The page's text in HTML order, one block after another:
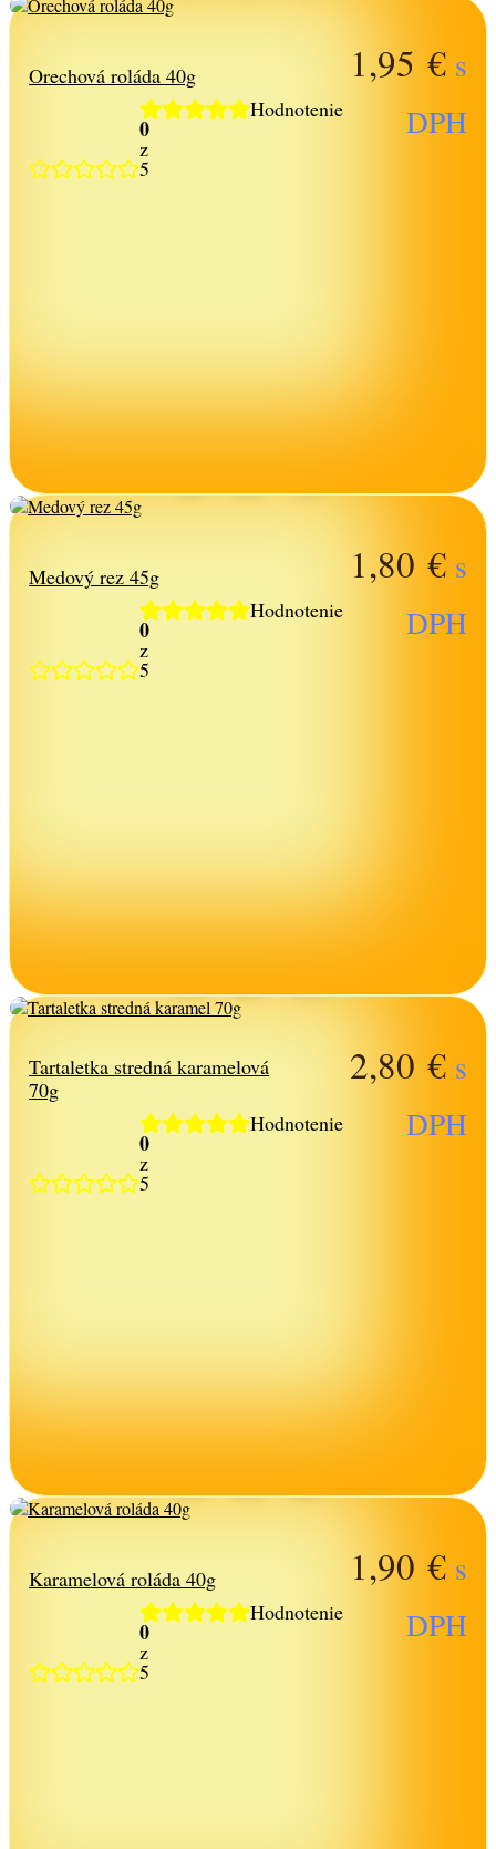
Orechová roláda 40g
Hodnotenie
0
z
5
1,95 € s
DPH
Medový rez 45g
Hodnotenie
0
z
5
1,80 € s
DPH
Tartaletka stredná karamelová
70g
Hodnotenie
0
z
5
2,80 € s
DPH
Karamelová roláda 40g
Hodnotenie
0
z
5
1,90 € s
DPH